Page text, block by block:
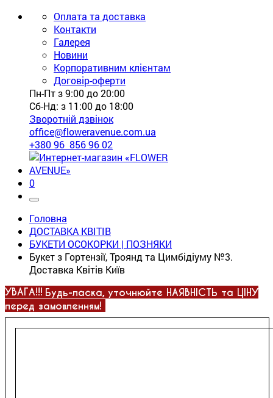
Оплата та доставка
Контакти
Галерея
Новини
Корпоративним клієнтам
Договір-оферти
Пн-Пт з 9:00 до 20:00
Сб-Нд: з 11:00 до 18:00
Зворотній дзвінок
office@floweravenue.com.ua
+380 96 856 96 02
0
Головна
ДОСТАВКА КВІТІВ
БУКЕТИ ОСОКОРКИ | ПОЗНЯКИ
Букет з Гортензії, Троянд та Цимбідіуму №3.
Доставка Квітів Київ
УВАГА!!! Будь-ласка, уточнюйте НАЯВНІСТЬ та ЦІНУ
перед замовленням!